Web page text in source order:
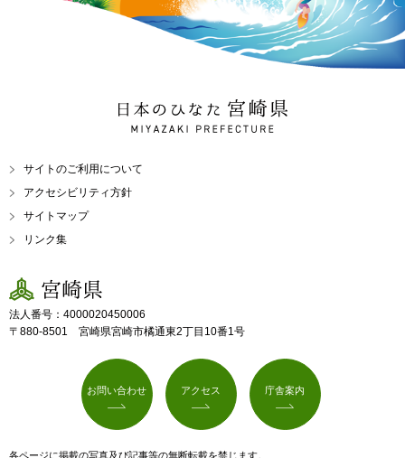
日本のひなた 宮崎県
MIYAZAKI PREFECTURE
サイトのご利用について
アクセシビリティ方針
サイトマップ
リンク集
宮崎県
法人番号：4000020450006
〒880-8501 宮崎県宮崎市橘通東2丁目10番1号
お問い合わせ アクセス 庁舎案内
各ページに掲載の写真及び記事等の無断転載を禁じます。